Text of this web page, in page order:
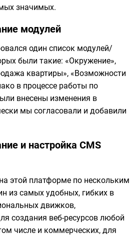
значимых.
модулей
один список модулей/
были такие: «Окружение»,
квартиры», «Возможности
в процессе работы по
внесены изменения в
мы согласовали и добавили
и настройка CMS
этой платформе по нескольким
из самых удобных, гибких в
движков,
создания веб-ресурсов любой
числе и коммерческих, для